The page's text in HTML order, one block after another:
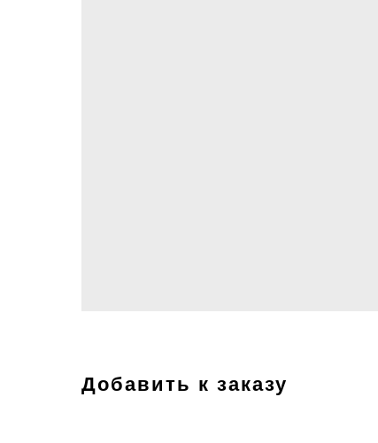
Добавить к заказу